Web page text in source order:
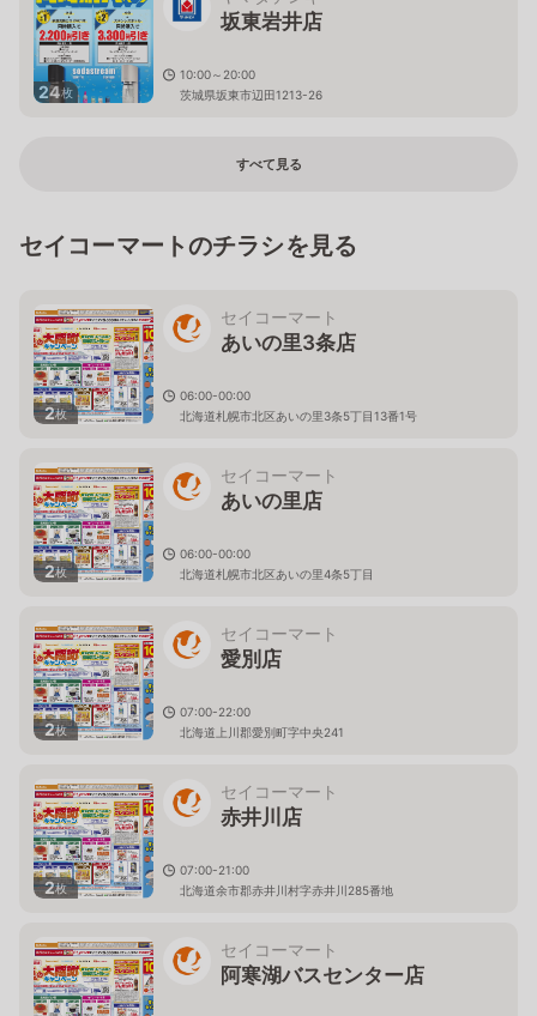
24枚
坂東岩井店
10:00～20:00
茨城県坂東市辺田1213-26
すべて見る
セイコーマートのチラシを見る
2枚
セイコーマート
あいの里3条店
06:00-00:00
北海道札幌市北区あいの里3条5丁目13番1号
2枚
セイコーマート
あいの里店
06:00-00:00
北海道札幌市北区あいの里4条5丁目
2枚
セイコーマート
愛別店
07:00-22:00
北海道上川郡愛別町字中央241
2枚
セイコーマート
赤井川店
07:00-21:00
北海道余市郡赤井川村字赤井川285番地
セイコーマート
阿寒湖バスセンター店